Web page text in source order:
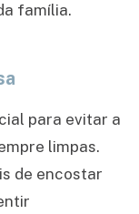
família.
para evitar a
limpas.
de encostar